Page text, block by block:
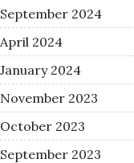
September 2024
April 2024
January 2024
November 2023
October 2023
September 2023